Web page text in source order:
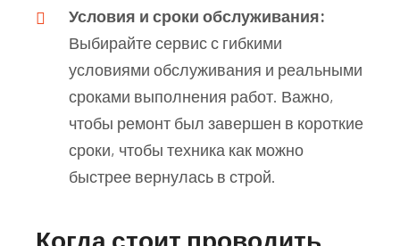
Условия и сроки обслуживания:
Выбирайте сервис с гибкими
условиями обслуживания и реальными
сроками выполнения работ. Важно,
чтобы ремонт был завершен в короткие
сроки, чтобы техника как можно
быстрее вернулась в строй.
Когда стоит проводить